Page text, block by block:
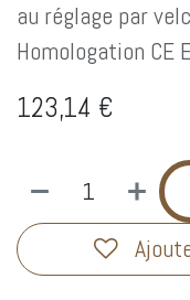
au réglage par
Homologation
123,14 €